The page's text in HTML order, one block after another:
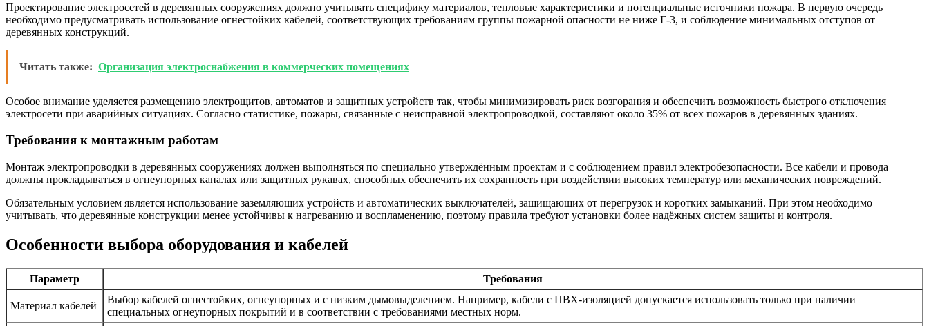
Проектирование электросетей в деревянных сооружениях должно учитывать специфику материалов, тепловые характеристики и потенциальные источники пожара. В первую очередь
необходимо предусматривать использование огнестойких кабелей, соответствующих требованиям группы пожарной опасности не ниже Г-3, и соблюдение минимальных отступов от
деревянных конструкций.
Читать также: Организация электроснабжения в коммерческих помещениях
Особое внимание уделяется размещению электрощитов, автоматов и защитных устройств так, чтобы минимизировать риск возгорания и обеспечить возможность быстрого отключения
электросети при аварийных ситуациях. Согласно статистике, пожары, связанные с неисправной электропроводкой, составляют около 35% от всех пожаров в деревянных зданиях.
Требования к монтажным работам
Монтаж электропроводки в деревянных сооружениях должен выполняться по специально утверждённым проектам и с соблюдением правил электробезопасности. Все кабели и провода
должны прокладываться в огнеупорных каналах или защитных рукавах, способных обеспечить их сохранность при воздействии высоких температур или механических повреждений.
Обязательным условием является использование заземляющих устройств и автоматических выключателей, защищающих от перегрузок и коротких замыканий. При этом необходимо
учитывать, что деревянные конструкции менее устойчивы к нагреванию и воспламенению, поэтому правила требуют установки более надёжных систем защиты и контроля.
Особенности выбора оборудования и кабелей
Параметр Требования
Материал кабелей
Выбор кабелей огнестойких, огнеупорных и с низким дымовыделением. Например, кабели с ПВХ-изоляцией допускается использовать только при наличии
специальных огнеупорных покрытий и в соответствии с требованиями местных норм.